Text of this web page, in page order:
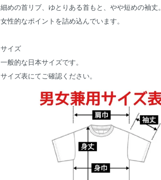
細めの首リブ、ゆとりある首もと、やや短めの袖丈。
女性的なポイントを詰め込んでいます。
サイズ
一般的な日本サイズです。
サイズ表にてご確認ください。